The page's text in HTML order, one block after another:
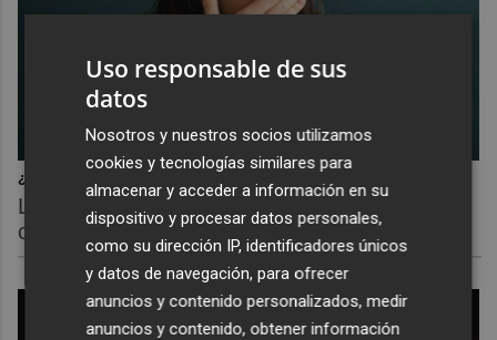
¿Por qué se contagia?
La ciencia explica por qué el bostezo es
contagioso
Uso responsable de sus
datos
Nosotros y nuestros socios utilizamos
cookies y tecnologías similares para
almacenar y acceder a información en su
dispositivo y procesar datos personales,
como su dirección IP, identificadores únicos
y datos de navegación, para ofrecer
anuncios y contenido personalizados, medir
anuncios y contenido, obtener información